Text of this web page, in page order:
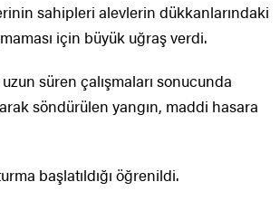
sahipleri alevlerin dükkanlarındaki
için büyük uğraş verdi.
süren çalışmaları sonucunda
söndürülen yangın, maddi hasara
başlatıldığı öğrenildi.